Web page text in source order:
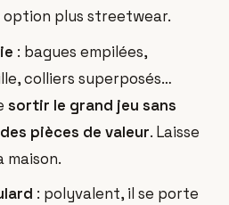
option plus streetwear.
: bagues empilées,
colliers superposés…
sortir le grand jeu sans
pièces de valeur. Laisse
maison.
: polyvalent, il se porte